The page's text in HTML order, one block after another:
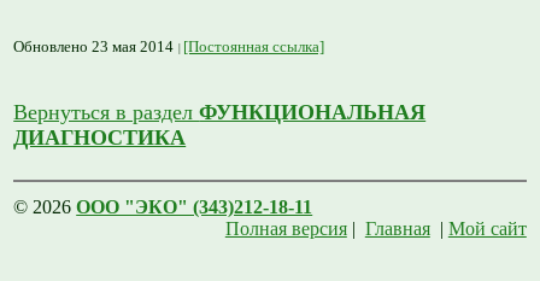
Обновлено 23 мая 2014 [Постоянная ссылка]
Вернуться в разделФУНКЦИОНАЛЬНАЯ
ДИАГНОСТИКА
© 2026ООО "ЭКО" (343)212-18-11
Полная версия| Главная| Мой сайт